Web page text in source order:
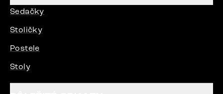
Sedačky
Stoličky
Postele
Stoly